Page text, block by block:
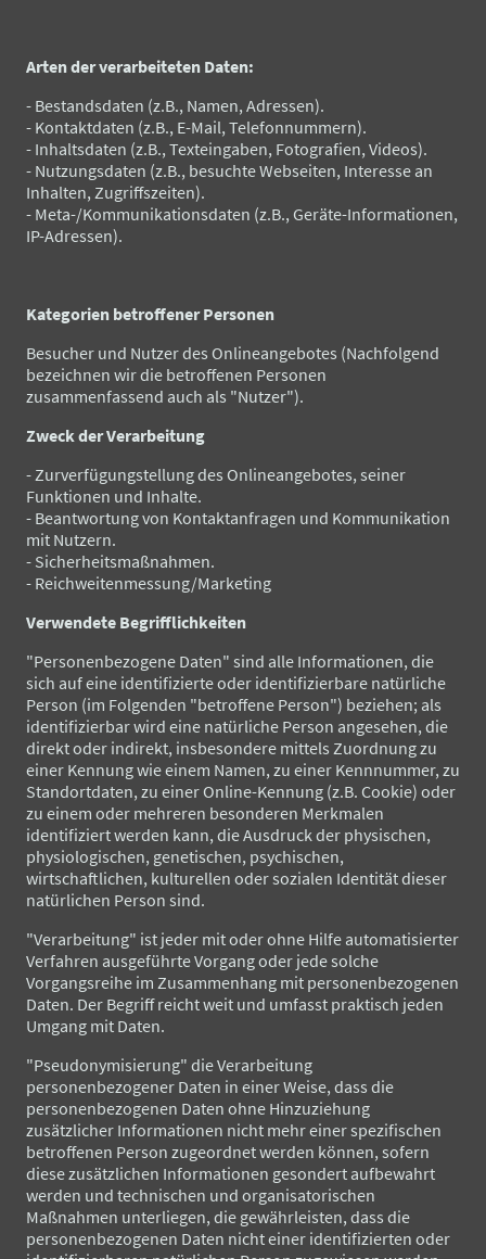
Arten der verarbeiteten Daten:
- Bestandsdaten (z.B., Namen, Adressen).
- Kontaktdaten (z.B., E-Mail, Telefonnummern).
- Inhaltsdaten (z.B., Texteingaben, Fotografien, Videos).
- Nutzungsdaten (z.B., besuchte Webseiten, Interesse an
Inhalten, Zugriffszeiten).
- Meta-/Kommunikationsdaten (z.B., Geräte-Informationen,
IP-Adressen).
Kategorien betroffener Personen
Besucher und Nutzer des Onlineangebotes (Nachfolgend
bezeichnen wir die betroffenen Personen
zusammenfassend auch als "Nutzer").
Zweck der Verarbeitung
- Zurverfügungstellung des Onlineangebotes, seiner
Funktionen und Inhalte.
- Beantwortung von Kontaktanfragen und Kommunikation
mit Nutzern.
- Sicherheitsmaßnahmen.
- Reichweitenmessung/Marketing
Verwendete Begrifflichkeiten
"Personenbezogene Daten" sind alle Informationen, die
sich auf eine identifizierte oder identifizierbare natürliche
Person (im Folgenden "betroffene Person") beziehen; als
identifizierbar wird eine natürliche Person angesehen, die
direkt oder indirekt, insbesondere mittels Zuordnung zu
einer Kennung wie einem Namen, zu einer Kennnummer, zu
Standortdaten, zu einer Online-Kennung (z.B. Cookie) oder
zu einem oder mehreren besonderen Merkmalen
identifiziert werden kann, die Ausdruck der physischen,
physiologischen, genetischen, psychischen,
wirtschaftlichen, kulturellen oder sozialen Identität dieser
natürlichen Person sind.
"Verarbeitung" ist jeder mit oder ohne Hilfe automatisierter
Verfahren ausgeführte Vorgang oder jede solche
Vorgangsreihe im Zusammenhang mit personenbezogenen
Daten. Der Begriff reicht weit und umfasst praktisch jeden
Umgang mit Daten.
"Pseudonymisierung" die Verarbeitung
personenbezogener Daten in einer Weise, dass die
personenbezogenen Daten ohne Hinzuziehung
zusätzlicher Informationen nicht mehr einer spezifischen
betroffenen Person zugeordnet werden können, sofern
diese zusätzlichen Informationen gesondert aufbewahrt
werden und technischen und organisatorischen
Maßnahmen unterliegen, die gewährleisten, dass die
personenbezogenen Daten nicht einer identifizierten oder